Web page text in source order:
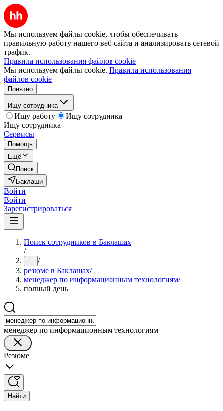
Мы используем файлы cookie, чтобы обеспечивать
правильную работу нашего веб-сайта и анализировать сетевой
трафик.
Правила использования файлов cookie
Мы используем файлы cookie. Правила использования
файлов cookie
Понятно
Ищу сотрудника
Ищу работу
Ищу сотрудника
Ищу сотрудника
Сервисы
Помощь
Ещё
Поиск
Баклаши
Войти
Войти
Зарегистрироваться
Поиск сотрудников в Баклашах
/
... /
резюме в Баклашах/
менеджер по информационным технологиям/
полный день
менеджер по информационным технологиям
Резюме
Найти